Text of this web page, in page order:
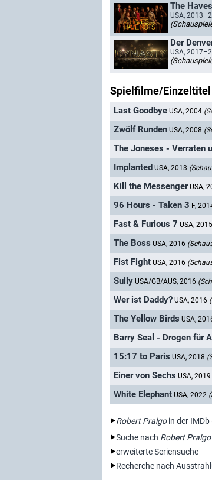
The
USA,
Der
USA,
Spielfilme/
Last Goodbye USA, 2004
Zwölf Runden USA, 2008
The Joneses - Verraten
Implanted USA, 2013
Kill the Messenger USA,
96 Hours - Taken 3 F,
Fast & Furious 7 USA, 2015
The Boss USA, 2016
Fist Fight USA, 2016
Sully USA/GB/AUS, 2016
Wer ist Daddy? USA, 2016
The Yellow Birds USA,
Barry Seal - Drogen für
15:17 to Paris USA, 2018
Einer von Sechs USA, 2019
White Elephant USA, 2022
Robert Pralgoin der IMDb
Suche nach Robert Pralgo
erweiterte Seriensuche
Recherche nach